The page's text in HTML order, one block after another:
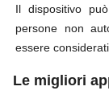
Il dispositivo
persone non
essere considerati.
Le migliori